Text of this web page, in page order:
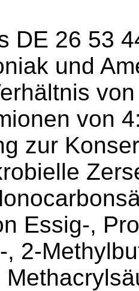
DE 26 53
und
von
zur
Essig-,
, 2-